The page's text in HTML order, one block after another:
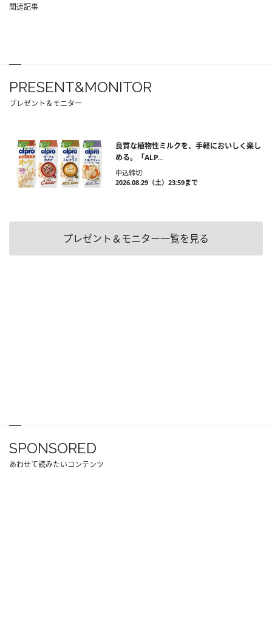
関連記事
PRESENT&MONITOR
プレゼント＆モニター
良質な植物性ミルクを、手軽においしく楽し
める。「ALP...
申込締切
2026.08.29（土）23:59まで
プレゼント＆モニター一覧を見る
SPONSORED
あわせて読みたいコンテンツ